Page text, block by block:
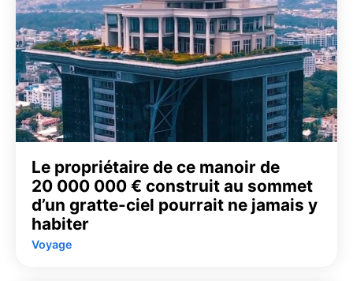
Le propriétaire de ce manoir de
20 000 000 € construit au sommet
d’un gratte-ciel pourrait ne jamais y
habiter
Voyage